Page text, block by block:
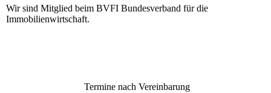
Wir sind Mitglied beim BVFI Bundesverband für die
Immobilienwirtschaft.
Termine nach Vereinbarung